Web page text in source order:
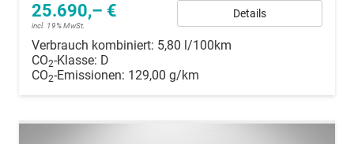
25.690,– €
incl. 19% MwSt.
Details
Verbrauch kombiniert: 5,80 l/100km
CO2-Klasse: D
CO2-Emissionen: 129,00 g/km